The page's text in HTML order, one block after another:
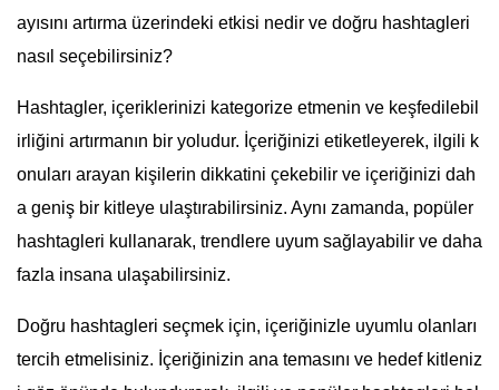
ayısını artırma üzerindeki etkisi nedir ve doğru hashtagleri
nasıl seçebilirsiniz?
Hashtagler, içeriklerinizi kategorize etmenin ve keşfedilebil
irliğini artırmanın bir yoludur. İçeriğinizi etiketleyerek, ilgili k
onuları arayan kişilerin dikkatini çekebilir ve içeriğinizi dah
a geniş bir kitleye ulaştırabilirsiniz. Aynı zamanda, popüler
hashtagleri kullanarak, trendlere uyum sağlayabilir ve daha
fazla insana ulaşabilirsiniz.
Doğru hashtagleri seçmek için, içeriğinizle uyumlu olanları
tercih etmelisiniz. İçeriğinizin ana temasını ve hedef kitleniz